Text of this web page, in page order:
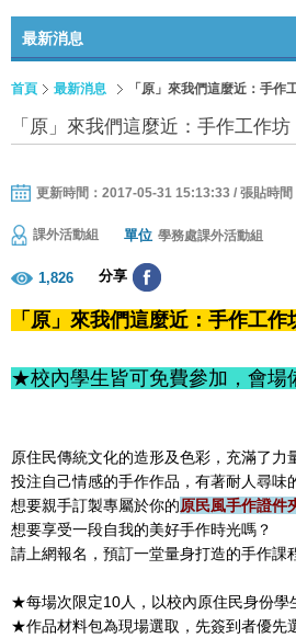
最新消息
首頁 最新消息 「原」來我們這麼近：手作
「原」來我們這麼近：手作工作坊
更新時間：2017-05-31 15:13:33 / 張貼時
課外活動組 單位 學務處課外活動組
1,826 分享
「原」來我們這麼近：手作工作
★校內學生皆可免費參加，會場
原住民傳統文化的造形及色彩，充滿了力
投注自己情感的手作作品，有著耐人尋味
想要親手訂製專屬於你的原民風手作證件
想要享受一段自我的美好手作時光嗎？
請上網報名，預訂一堂量身打造的手作課
★每場次限定10人，以校內原住民身份學
★作品材料包為現場選取，先簽到者優先